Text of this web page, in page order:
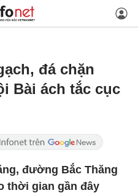
đá chặn
Bài ách tắc cục
đường Bắc Thăng
thời gian gần đây